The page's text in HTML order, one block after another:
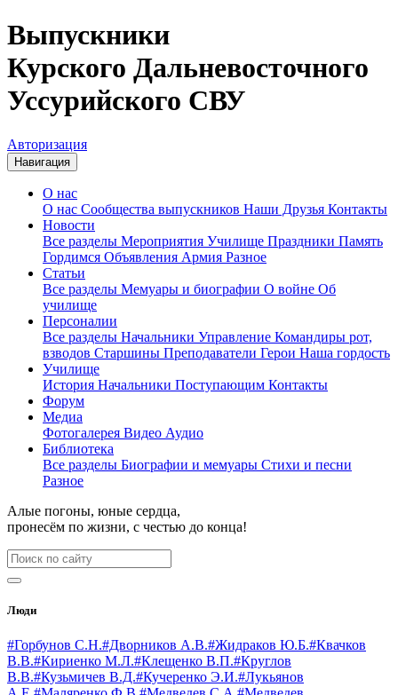
Выпускники
Курского Дальневосточного
Уссурийского СВУ
Авторизация
Навигация
О нас
О нас Сообщества выпускников Наши Друзья Контакты
Новости
Все разделы Мероприятия Училище Праздники Память
Гордимся Объявления Армия Разное
Статьи
Все разделы Мемуары и биографии О войне Об
училище
Персоналии
Все разделы Начальники Управление Командиры рот,
взводов Старшины Преподаватели Герои Наша гордость
Училище
История Начальники Поступающим Контакты
Форум
Медиа
Фотогалерея Видео Аудио
Библиотека
Все разделы Биографии и мемуары Стихи и песни
Разное
Алые погоны, юные сердца,
пронесём по жизни, с честью до конца!
Люди
#Горбунов С.Н.#Дворников А.В.#Жидраков Ю.Б.#Квачков
В.В.#Кириенко М.Л.#Клещенко В.П.#Круглов
В.В.#Кузьмичев В.Д.#Кучеренко Э.И.#Лукьянов